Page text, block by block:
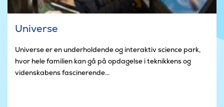
Universe
Universe er en underholdende og interaktiv science park,
hvor hele familien kan gå på opdagelse i teknikkens og
videnskabens fascinerende...